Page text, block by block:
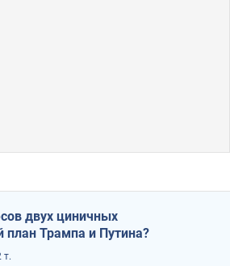
двух циничных
план Трампа и Путина?
т.